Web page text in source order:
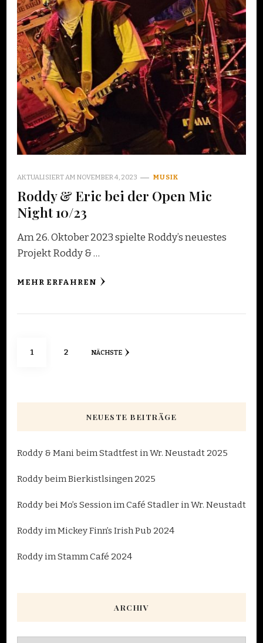
AKTUALISIERT AM NOVEMBER 4, 2023 MUSIK
Roddy & Eric bei der Open Mic
Night 10/23
Am 26. Oktober 2023 spielte Roddy’s neuestes
Projekt Roddy & …
MEHR ERFAHREN
Seitennummerierung
SEITE
1 SEITE
2 NÄCHSTE
NEUESTE BEITRÄGE
Roddy & Mani beim Stadtfest in Wr. Neustadt 2025
Roddy beim Bierkistlsingen 2025
Roddy bei Mo’s Session im Café Stadler in Wr. Neustadt
Roddy im Mickey Finn’s Irish Pub 2024
Roddy im Stamm Café 2024
ARCHIV